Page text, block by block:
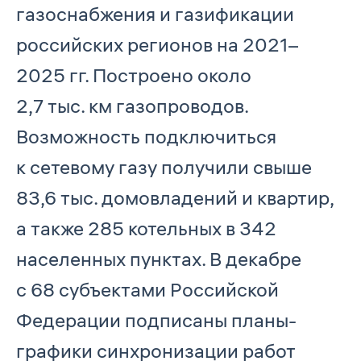
газоснабжения и газификации
российских регионов на 2021–
2025 гг. Построено около
2,7 тыс. км газопроводов.
Возможность подключиться
к сетевому газу получили свыше
83,6 тыс. домовладений и квартир,
а также 285 котельных в 342
населенных пунктах. В декабре
с 68 субъектами Российской
Федерации подписаны планы-
графики синхронизации работ